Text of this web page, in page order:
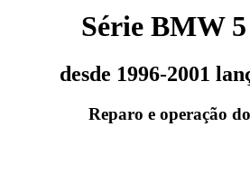
Série BMW
desde 1996-2001
Reparo e operação